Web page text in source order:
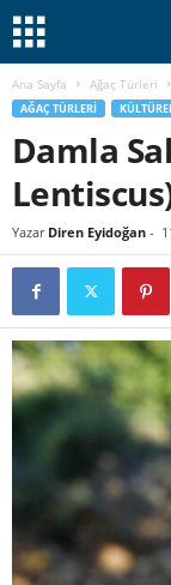
Ana Sayfa Ağaç Türleri
AĞAÇ TÜRLERI
Damla
Yazar Diren Eyidoğan -